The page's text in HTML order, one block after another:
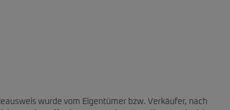
wurde vom Eigentümer bzw. Verkäufer, nach